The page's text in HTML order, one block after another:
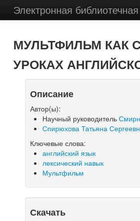
Электронная
МУЛЬТФИЛЬМ КАК
УРОКАХ
Описание
Автор(ы):
Научный руководитель
Спирюхова Татьяна
Ключевые слова:
английский язык
лексический навык
Мультфильм
Скачать